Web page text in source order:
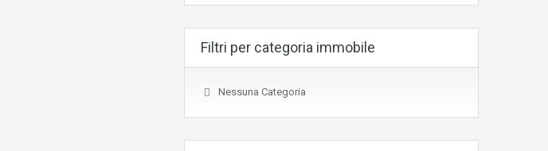
Filtri per categoria immobile
Nessuna Categoria